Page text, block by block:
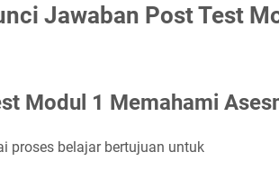
Jawaban Post Test
Modul 1 Memahami
proses belajar bertujuan untuk